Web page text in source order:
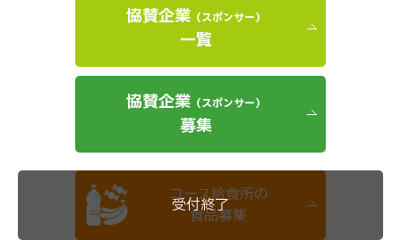
協賛企業 （スポンサー）
一覧
協賛企業 （スポンサー）
募集
コース給食所の
食品募集